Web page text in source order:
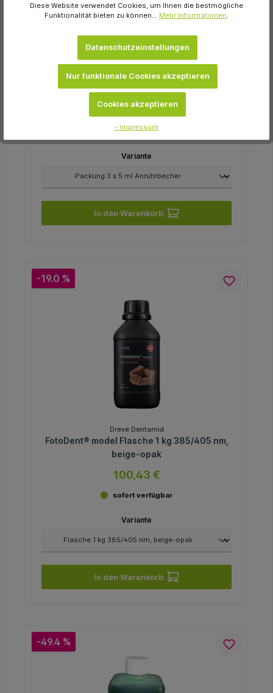
Dentaurum
Anrührbecher Silikon Packung 3 x 5 ml
Anrührbecher
19,37 €
sofort verfügbar
Variante
In den Warenkorb
-19.0 %
Dreve Dentamid
FotoDent® model Flasche 1 kg 385/405 nm,
beige-opak
100,43 €
sofort verfügbar
Variante
In den Warenkorb
-49.4 %
Diese Website verwendet Cookies, um Ihnen die bestmögliche
Funktionalität bieten zu können... Mehr Informationen.
Datenschutzeinstellungen
Nur funktionale Cookies akzeptieren
Cookies akzeptieren
- Impressum